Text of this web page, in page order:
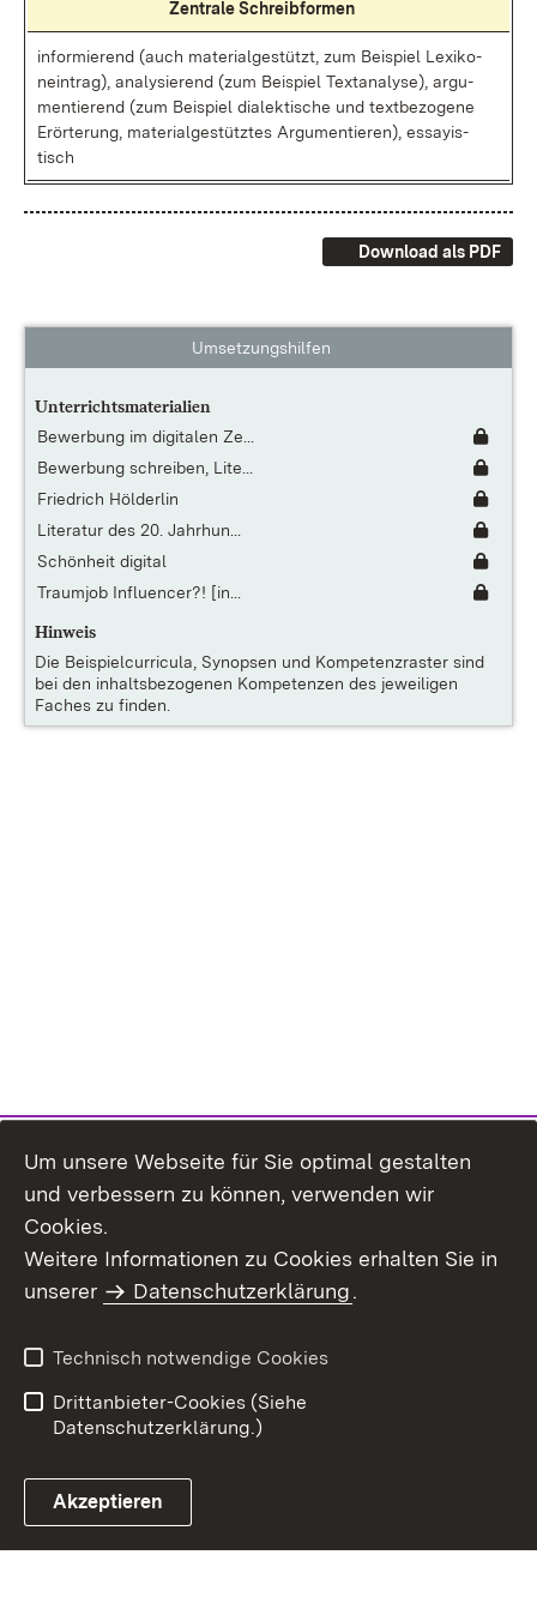
Zen­tra­le Schreib­for­men
in­for­mie­rend (auch ma­te­ri­al­ge­stützt, zum Bei­spiel Le­xi­ko­
nein­trag), ana­ly­sie­rend (zum Bei­spiel Text­ana­ly­se), ar­gu­
men­tie­rend (zum Bei­spiel dia­lek­ti­sche und text­be­zo­ge­ne
Er­ör­te­rung, ma­te­ri­al­ge­stütz­tes Ar­gu­men­tie­ren), es­say­is­
tisch
Download als PDF
Umsetzungshilfen
Unterrichtsmaterialien
Bewerbung im digitalen Ze...
Bewerbung schreiben, Lite...
Friedrich Hölderlin
Literatur des 20. Jahrhun...
Schönheit digital
Traumjob Influencer?! [in...
Hinweis
Die Beispielcurricula, Synopsen und Kompetenzraster sind
bei den inhaltsbezogenen Kompetenzen des jeweiligen
Faches zu finden.
Um unsere Webseite für Sie optimal gestalten
und verbessern zu können, verwenden wir
Cookies.
Weitere Informationen zu Cookies erhalten Sie in
unserer
Datenschutzerklärung.
Technisch notwendige Cookies
Drittanbieter-Cookies (Siehe
Datenschutzerklärung.)
Akzeptieren